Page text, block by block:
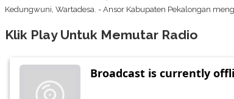
Kedungwuni, Wartadesa. - Ansor Kabupaten Pekalongan
Klik Play Untuk Memutar Radio